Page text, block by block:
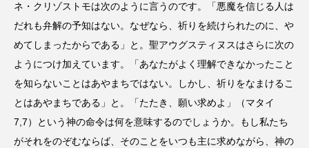
ネ・クリゾストモは次のように言うのです。「悪魔を信じる人は
だれも弁解の予知はない。なぜなら、祈りを続けられたのに、や
めてしまったからである」と。聖アウグスティヌスはさらに次の
ようにつけ加えています。「あなたがよく理解できなかったこと
を知らないことはあやまちではない。しかし、祈りをなまけるこ
とはあやまちである」と。「たたき、願い求めよ」（マタイ
7,7）という神の命令は何を意味するのでしょうか。もし私たち
がそれをのぞむならば、そのことをいつも主に求めながら、神の